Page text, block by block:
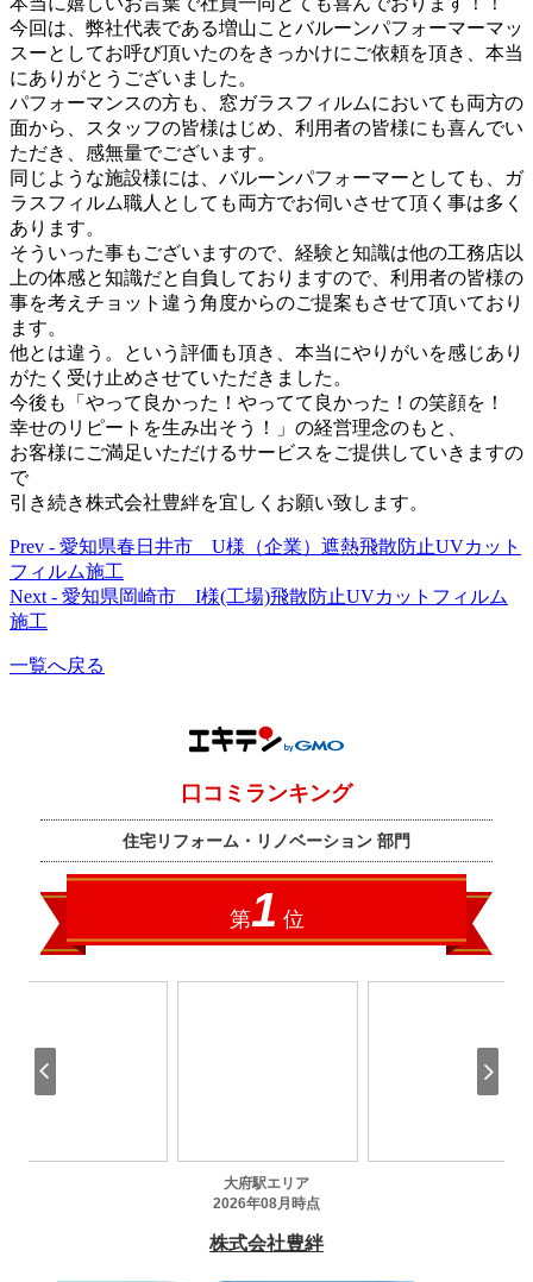
今回は、弊社代表である増山ことバルーンパフォーマーマッ
スーとしてお呼び頂いたのをきっかけにご依頼を頂き、本当
にありがとうございました。
パフォーマンスの方も、窓ガラスフィルムにおいても両方の
面から、スタッフの皆様はじめ、利用者の皆様にも喜んでい
ただき、感無量でございます。
同じような施設様には、バルーンパフォーマーとしても、ガ
ラスフィルム職人としても両方でお伺いさせて頂く事は多く
あります。
そういった事もございますので、経験と知識は他の工務店以
上の体感と知識だと自負しておりますので、利用者の皆様の
事を考えチョット違う角度からのご提案もさせて頂いており
ます。
他とは違う。という評価も頂き、本当にやりがいを感じあり
がたく受け止めさせていただきました。
今後も「やって良かった！やってて良かった！の笑顔を！
幸せのリピートを生み出そう！」の経営理念のもと、
お客様にご満足いただけるサービスをご提供していきますの
で
引き続き株式会社豊絆を宜しくお願い致します。
別
の
お
客
Prev - 愛知県春日井市 U様（企業）遮熱飛散防止UVカット
フィルム施工
Next - 愛知県岡崎市 I様(工場)飛散防止UVカットフィルム
施工
一覧へ戻る